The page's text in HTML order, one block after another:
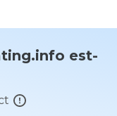
est-